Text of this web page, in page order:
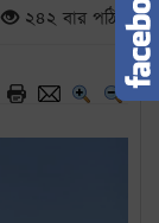
২৪২ বার পঠিত